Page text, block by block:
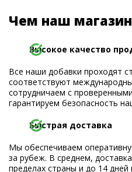
Чем наш
Высокое качество
Все наши добавки проходят
соответствуют
сотрудничаем с
гарантируем безопасность
Быстрая доставка
Мы обеспечиваем
за рубеж. В среднем,
пределах страны и до 14